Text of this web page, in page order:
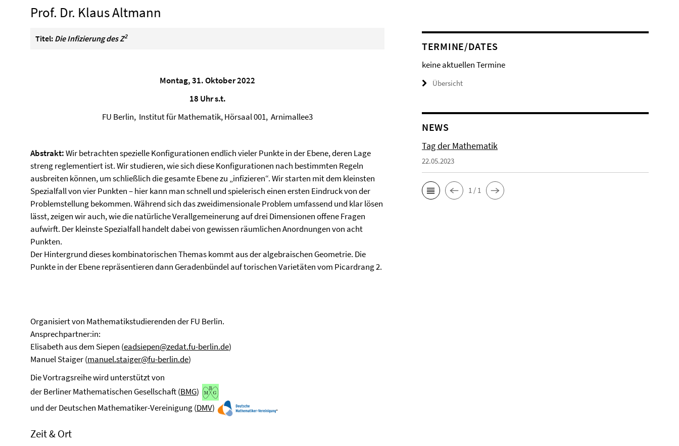
Prof. Dr. Klaus Altmann
Titel: Die Infizierung des Z2
Montag, 31. Oktober 2022
18 Uhr s.t.
FU Berlin, Institut für Mathematik, Hörsaal 001, Arnimallee3
Abstrakt:Wir betrachten spezielle Konfigurationen endlich vieler Punkte in der Ebene, deren Lage
streng reglementiert ist. Wir studieren, wie sich diese Konfigurationen nach bestimmten Regeln
ausbreiten können, um schließlich die gesamte Ebene zu „infizieren“. Wir starten mit dem kleinsten
Spezialfall von vier Punkten – hier kann man schnell und spielerisch einen ersten Eindruck von der
Problemstellung bekommen. Während sich das zweidimensionale Problem umfassend und klar lösen
lässt, zeigen wir auch, wie die natürliche Verallgemeinerung auf drei Dimensionen offene Fragen
aufwirft. Der kleinste Spezialfall handelt dabei von gewissen räumlichen Anordnungen von acht
Punkten.
Der Hintergrund dieses kombinatorischen Themas kommt aus der algebraischen Geometrie. Die
Punkte in der Ebene repräsentieren dann Geradenbündel auf torischen Varietäten vom Picardrang 2.
Organisiert von Mathematikstudierenden der FU Berlin.
Ansprechpartner:in:
Elisabeth aus dem Siepen (eadsiepen@zedat.fu-berlin.de)
Manuel Staiger (manuel.staiger@fu-berlin.de)
Die Vortragsreihe wird unterstützt von
der Berliner Mathematischen Gesellschaft (BMG)
und der Deutschen Mathematiker-Vereinigung (DMV) .
Zeit & Ort
TERMINE/DATES
keine aktuellen Termine
Übersicht
NEWS
Tag der Mathematik
22.05.2023
1 / 1